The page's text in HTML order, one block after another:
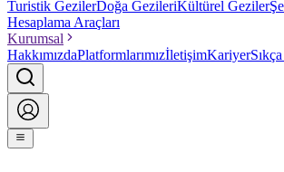
Turistik GezilerDoğa GezileriKültürel Geziler
Hesaplama Araçları
Kurumsal
HakkımızdaPlatformlarımızİletişimKariyer